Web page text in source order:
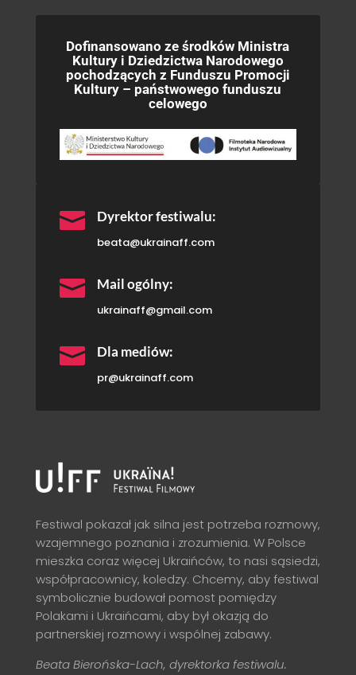
Dofinansowano ze środków Ministra
Kultury i Dziedzictwa Narodowego
pochodzących z Funduszu Promocji
Kultury – państwowego funduszu
celowego
 Dyrektor festiwalu:
beata@ukrainaff.com
 Mail ogólny:
ukrainaff@gmail.com
 Dla mediów:
pr@ukrainaff.com
Festiwal pokazał jak silna jest potrzeba rozmowy,
wzajemnego poznania i zrozumienia. W Polsce
mieszka coraz więcej Ukraińców, to nasi sąsiedzi,
współpracownicy, koledzy. Chcemy, aby festiwal
symbolicznie budował pomost pomiędzy
Polakami i Ukraińcami, aby był okazją do
partnerskiej rozmowy i wspólnej zabawy.
Beata Bierońska-Lach, dyrektorka festiwalu.